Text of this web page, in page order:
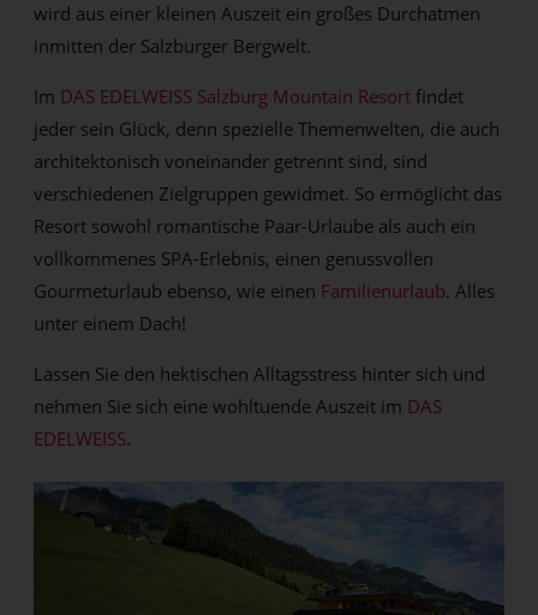
wird aus einer kleinen Auszeit ein großes Durchatmen
inmitten der Salzburger Bergwelt.
Im DAS EDELWEISS Salzburg Mountain Resort findet
jeder sein Glück, denn spezielle Themenwelten, die auch
architektonisch voneinander getrennt sind, sind
verschiedenen Zielgruppen gewidmet. So ermöglicht das
Resort sowohl romantische Paar-Urlaube als auch ein
vollkommenes SPA-Erlebnis, einen genussvollen
Gourmeturlaub ebenso, wie einen Familienurlaub. Alles
unter einem Dach!
Lassen Sie den hektischen Alltagsstress hinter sich und
nehmen Sie sich eine wohltuende Auszeit im DAS
EDELWEISS.